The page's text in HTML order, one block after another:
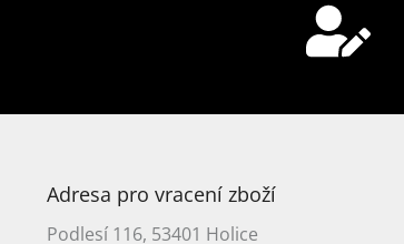
Adresa pro vracení zboží
Podlesí 116, 53401 Holice